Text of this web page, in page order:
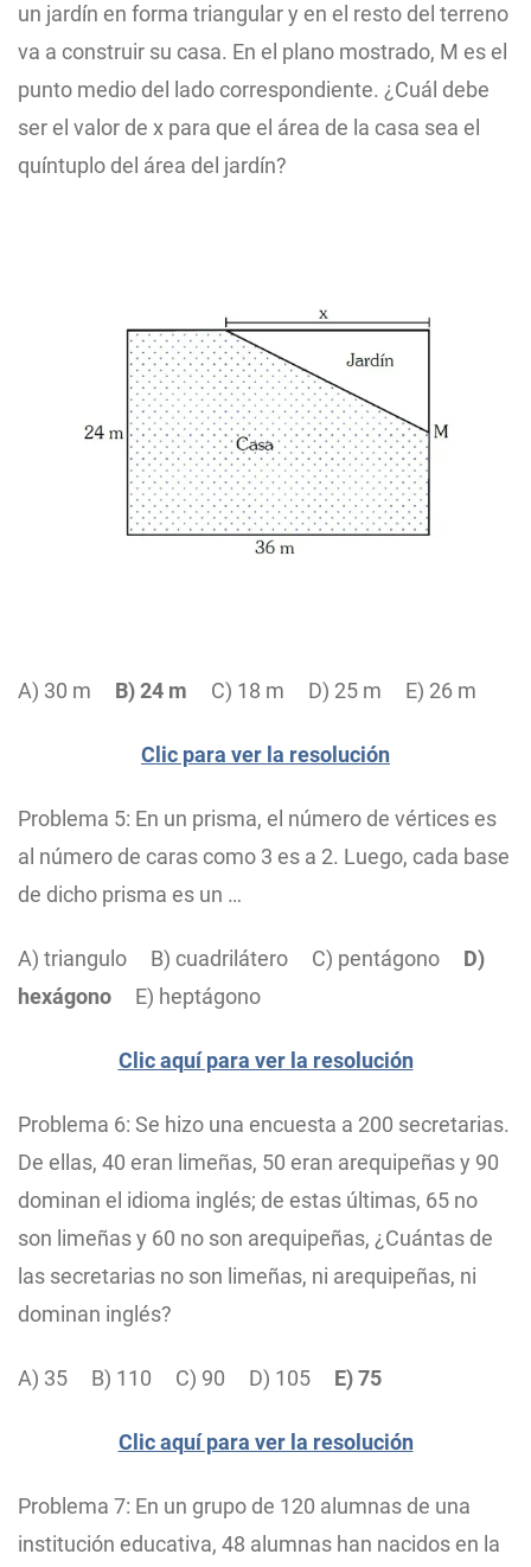
un jardín en forma triangular y en el resto del terreno
va a construir su casa. En el plano mostrado, M es el
punto medio del lado correspondiente. ¿Cuál debe
ser el valor de x para que el área de la casa sea el
quíntuplo del área del jardín?
A) 30 m B) 24 m C) 18 m D) 25 m E) 26 m
Clic para ver la resolución
Problema 5: En un prisma, el número de vértices es
al número de caras como 3 es a 2. Luego, cada base
de dicho prisma es un …
A) triangulo B) cuadrilátero C) pentágono D)
hexágono
E) heptágono
Clic aquí para ver la resolución
Problema 6: Se hizo una encuesta a 200 secretarias.
De ellas, 40 eran limeñas, 50 eran arequipeñas y 90
dominan el idioma inglés; de estas últimas, 65 no
son limeñas y 60 no son arequipeñas, ¿Cuántas de
las secretarias no son limeñas, ni arequipeñas, ni
dominan inglés?
A) 35 B) 110 C) 90 D) 105 E) 75
Clic aquí para ver la resolución
Problema 7: En un grupo de 120 alumnas de una
institución educativa, 48 alumnas han nacidos en la